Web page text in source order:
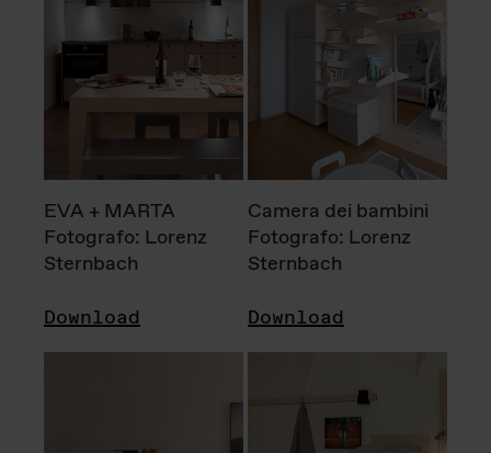
EVA + MARTA
Fotografo: Lorenz
Sternbach
Download
Camera dei bambini
Fotografo: Lorenz
Sternbach
Download